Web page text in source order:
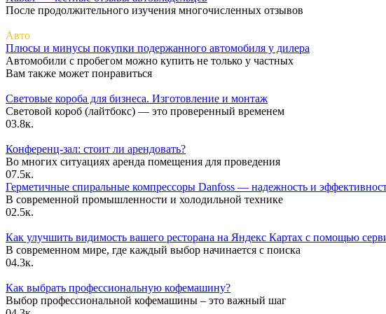
После продолжительного изучения многочисленных отзывов
Авто
Плюсы и минусы покупки подержанного автомобиля у дилера
Автомобили с пробегом можно купить не только у частных
Вам также может понравиться
Световые короба для бизнеса. Изготовление и монтаж
Световой короб (лайтбокс) — это проверенный временем
03.8к.
Конференц-зал: стоит ли арендовать?
Во многих ситуациях аренда помещения для проведения
07.5к.
Герметичные спиральные компрессоры Danfoss — надежность и
В современной промышленности и холодильной технике
02.5к.
Как улучшить видимость вашего ресторана на Яндекс Картах с помощью
В современном мире, где каждый выбор начинается с поиска
04.3к.
Как выбрать профессиональную кофемашину?
Выбор профессиональной кофемашины – это важный шаг